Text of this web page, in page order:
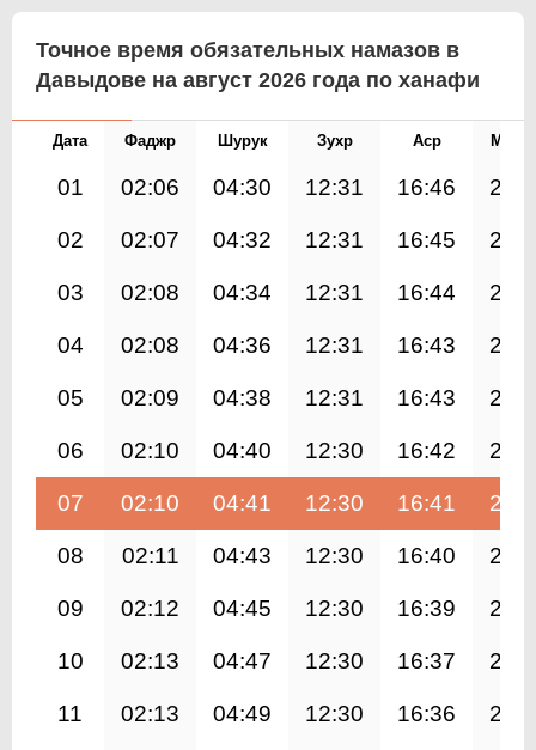
Точное время обязательных намазов в
Давыдове на август 2026 года по ханафи
Дата Фаджр Шурук Зухр Аср
01 02:06 04:30 12:31 16:46
02 02:07 04:32 12:31 16:45
03 02:08 04:34 12:31 16:44
04 02:08 04:36 12:31 16:43
05 02:09 04:38 12:31 16:43
06 02:10 04:40 12:30 16:42
07 02:10 04:41 12:30 16:41
08 02:11 04:43 12:30 16:40
09 02:12 04:45 12:30 16:39
10 02:13 04:47 12:30 16:37
11 02:13 04:49 12:30 16:36